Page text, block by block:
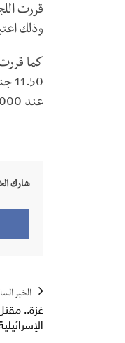
وذلك
عند 6000 جنيه للطن.
شارك
الخبر
الإسرائيلية إلى 73